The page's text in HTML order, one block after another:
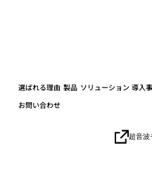
Webサイト
選ばれる理由 製品 ソリューション 導入
お問い合わせ
超音波